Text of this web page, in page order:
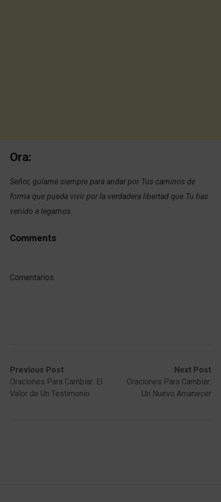
Ora:
Señor, guíame siempre para andar por Tus caminos de
forma que pueda vivir por la verdadera libertad que Tu has
venido a legarnos.
Comments
Comentarios
Post
navigation
Previous Post
Previous
post:Oraciones Para Cambiar: El
Valor de Un Testimonio
Next Post
Next
post:
Oraciones Para Cambiar:
Un Nuevo Amanecer